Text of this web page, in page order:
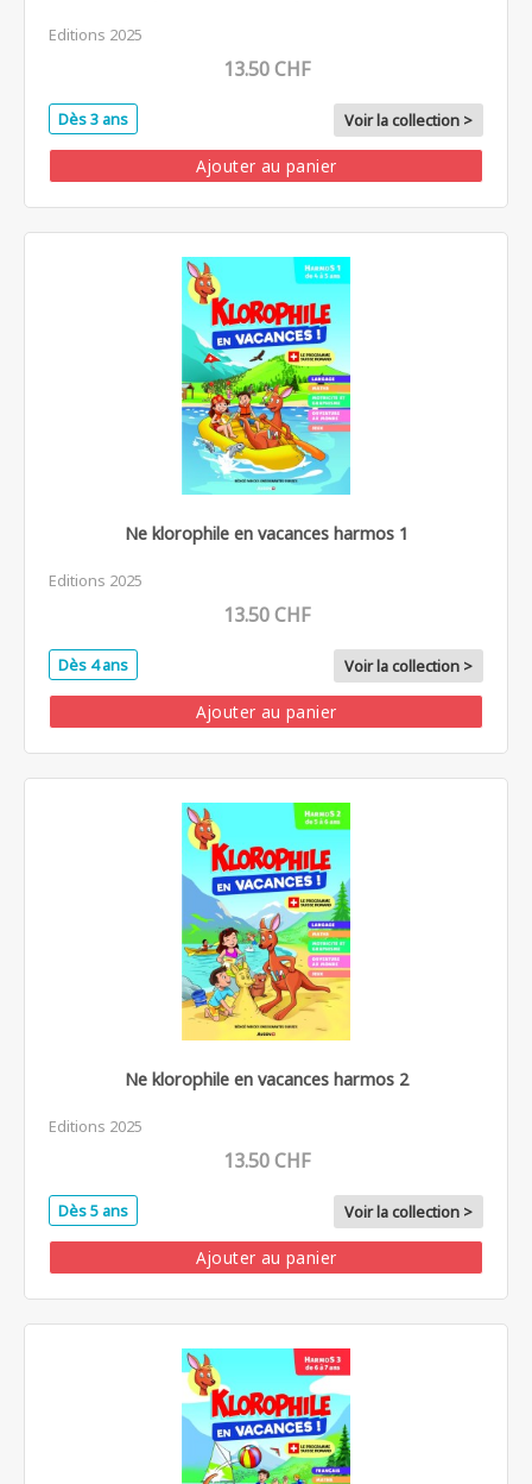
Editions 2025
13.50 CHF
Dès 3 ans Voir la collection >
Ajouter au panier
Ne klorophile en vacances harmos 1
Editions 2025
13.50 CHF
Dès 4 ans Voir la collection >
Ajouter au panier
Ne klorophile en vacances harmos 2
Editions 2025
13.50 CHF
Dès 5 ans Voir la collection >
Ajouter au panier